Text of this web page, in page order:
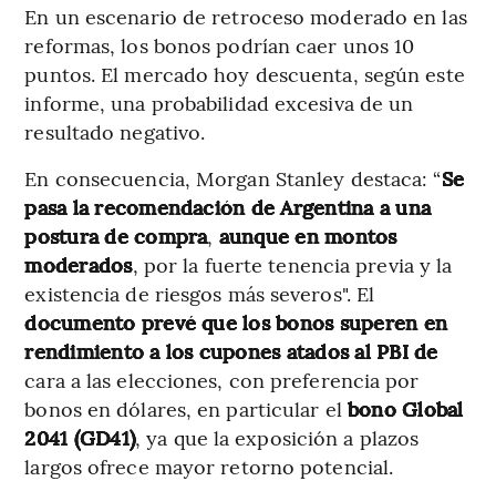
En un escenario de retroceso moderado en las
reformas, los bonos podrían caer unos 10
puntos. El mercado hoy descuenta, según este
informe, una probabilidad excesiva de un
resultado negativo.
En consecuencia, Morgan Stanley destaca: “Se
pasa la recomendación de Argentina a una
postura de compra, aunque en montos
moderados, por la fuerte tenencia previa y la
existencia de riesgos más severos". El
documento prevé que los bonos superen en
rendimiento a los cupones atados al PBI de
cara a las elecciones, con preferencia por
bonos en dólares, en particular el bono Global
2041 (GD41), ya que la exposición a plazos
largos ofrece mayor retorno potencial.